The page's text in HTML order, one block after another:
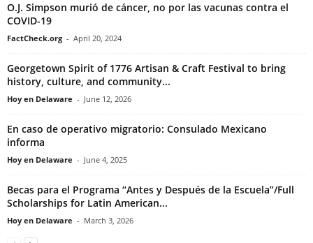
O.J. Simpson murió de cáncer, no por las vacunas contra el
COVID-19
FactCheck.org - April 20, 2024
Georgetown Spirit of 1776 Artisan & Craft Festival to bring
history, culture, and community...
Hoy en Delaware - June 12, 2026
En caso de operativo migratorio: Consulado Mexicano
informa
Hoy en Delaware - June 4, 2025
Becas para el Programa “Antes y Después de la Escuela”/Full
Scholarships for Latin American...
Hoy en Delaware - March 3, 2026